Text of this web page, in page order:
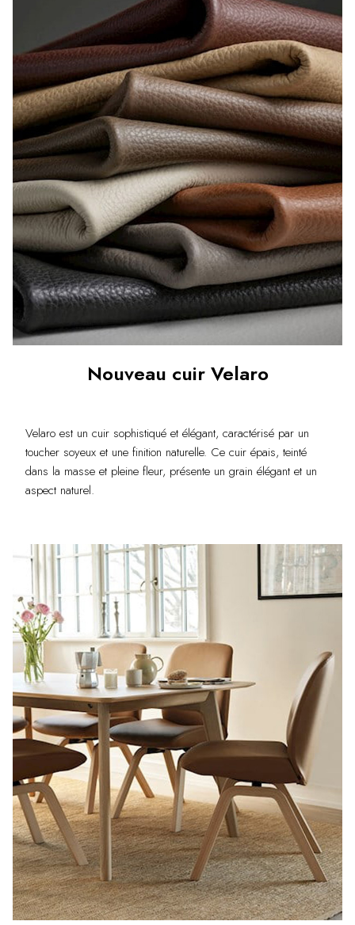
Nouveau cuir Velaro
Velaro est un cuir sophistiqué et élégant, caractérisé par un
toucher soyeux et une finition naturelle. Ce cuir épais, teinté
dans la masse et pleine fleur, présente un grain élégant et un
aspect naturel.